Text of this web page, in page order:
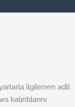
ilgilenen adli
kalıntılarını